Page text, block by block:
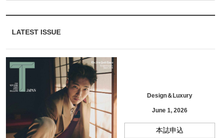
LATEST ISSUE
Design＆Luxury
June 1, 2026
本誌申込